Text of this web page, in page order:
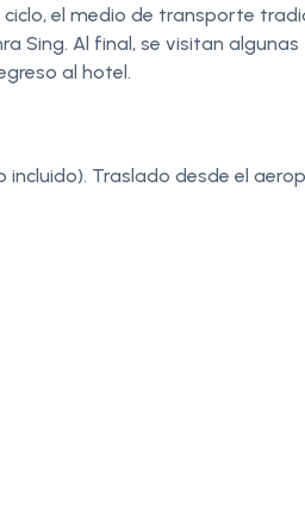
el medio de transporte
Sing. Al final, se visitan
al hotel.
Traslado desde el